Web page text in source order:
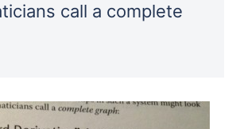
call a complete